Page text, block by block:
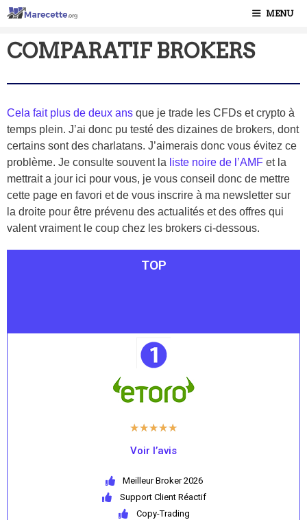
MENU
COMPARATIF BROKERS
Cela fait plus de deux ans que je trade les CFDs et crypto à
temps plein. J’ai donc pu testé des dizaines de brokers, dont
certains sont des charlatans. J’aimerais donc vous évitez ce
problème. Je consulte souvent la liste noire de l’AMF et la
mettrait a jour ici pour vous, je vous conseil donc de mettre
cette page en favori et de vous inscrire à ma newsletter sur
la droite pour être prévenu des actualités et des offres qui
valent vraiment le coup chez les brokers ci-dessous.
TOP
★★★★★
Voir l’avis
Meilleur Broker 2026
Support Client Réactif
Copy-Trading